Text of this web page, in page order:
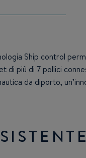
Ship control
di più di 7 pollici
da diporto,